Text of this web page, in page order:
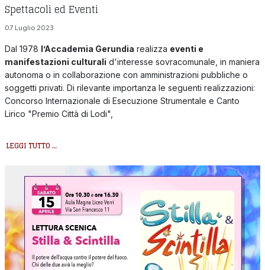
Spettacoli ed Eventi
07 Luglio 2023
Dal 1978 l’Accademia Gerundia realizza eventi e
manifestazioni culturali d'interesse sovracomunale, in maniera
autonoma o in collaborazione con amministrazioni pubbliche o
soggetti privati. Di rilevante importanza le seguenti realizzazioni:
Concorso Internazionale di Esecuzione Strumentale e Canto
Lirico "Premio Città di Lodi",
LEGGI TUTTO …